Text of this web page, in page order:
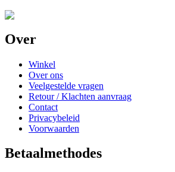
Over
Winkel
Over ons
Veelgestelde vragen
Retour / Klachten aanvraag
Contact
Privacybeleid
Voorwaarden
Betaalmethodes